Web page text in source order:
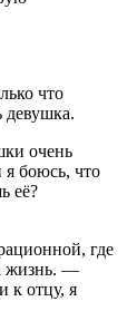
что
девушка.
очень
я боюсь, что
её?
где
жизнь. —
к отцу, я